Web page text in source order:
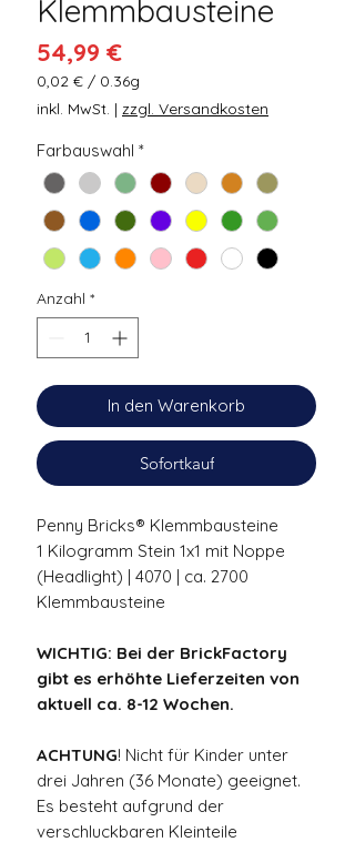
Klemmbausteine
54,99 €Preis
0,02 € / 0.36g
0,02 €
pro
Gramm
inkl. MwSt. | zzgl. Versandkosten
Farbauswahl *
Anzahl *
In den Warenkorb
Sofortkauf
Penny Bricks® Klemmbausteine
1 Kilogramm Stein 1x1 mit Noppe
(Headlight) | 4070 | ca. 2700
Klemmbausteine
WICHTIG: Bei der BrickFactory
gibt es erhöhte Lieferzeiten von
aktuell ca. 8-12 Wochen.
ACHTUNG! Nicht für Kinder unter
drei Jahren (36 Monate) geeignet.
Es besteht aufgrund der
verschluckbaren Kleinteile